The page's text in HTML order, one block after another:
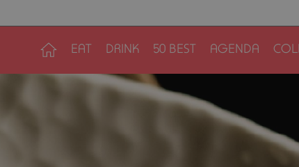
EAT DRINK 50 BEST AGENDA